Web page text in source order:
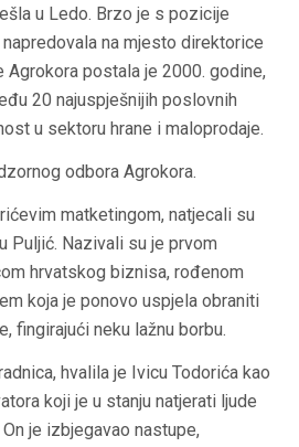
u Ledo. Brzo je s pozicije
na mjesto direktorice
Agrokora postala je 2000. godine,
20 najuspješnijih poslovnih
u sektoru hrane i maloprodaje.
odbora Agrokora.
matketingom, natjecali su
Puljić. Nazivali su je prvom
hrvatskog biznisa, rođenom
koja je ponovo uspjela obraniti
fingirajući neku lažnu borbu.
hvalila je Ivicu Todorića kao
koji je u stanju natjerati ljude
je izbjegavao nastupe,